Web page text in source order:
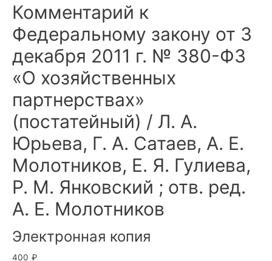
Комментарий к
Федеральному закону от 3
декабря 2011 г. № 380-ФЗ
«О хозяйственных
партнерствах»
(постатейный) / Л. А.
Юрьева, Г. А. Сатаев, А. Е.
Молотников, Е. Я. Гулиева,
Р. М. Янковский ; отв. ред.
А. Е. Молотников
Электронная копия
400 ₽